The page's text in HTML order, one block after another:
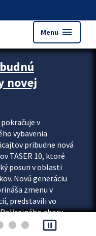
Menu menu
novej
v
vybavenia
pribudne nová
TASER 10, ktoré
posun v oblasti
Novú generáciu
zmenu v
predstavili vo
zboru
pause_presentation